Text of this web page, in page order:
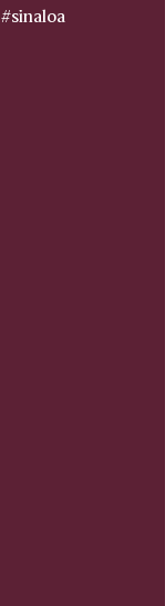
#sinaloa